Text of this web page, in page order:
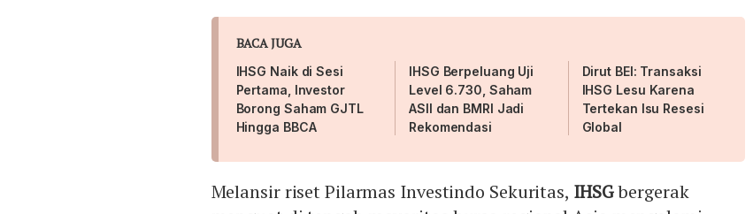
BACA JUGA
IHSG Naik di Sesi
Pertama, Investor
Borong Saham GJTL
Hingga BBCA
IHSG Berpeluang Uji
Level 6.730, Saham
ASII dan BMRI Jadi
Rekomendasi
Dirut BEI: Transaksi
IHSG Lesu Karena
Tertekan Isu Resesi
Global
Melansir riset Pilarmas Investindo Sekuritas, IHSGbergerak